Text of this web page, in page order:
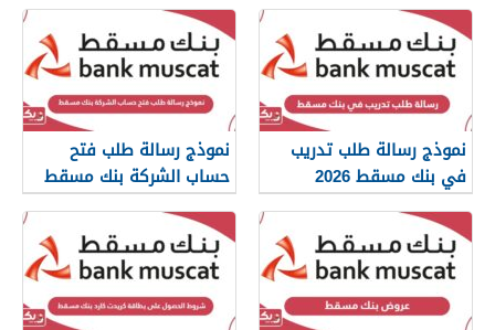
نموذج رسالة طلب تدريب
في بنك مسقط 2026
نموذج رسالة طلب فتح
حساب الشركة بنك مسقط